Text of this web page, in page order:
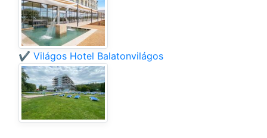
✔️ Világos Hotel Balatonvilágos